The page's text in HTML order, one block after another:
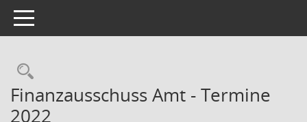
Toggle navigation
Rechercheauswahl
Finanzausschuss Amt - Termine
2022